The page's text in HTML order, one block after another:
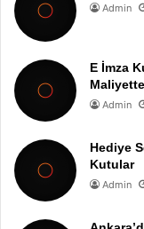
Admin
E İmza
Admin
Hediye
Kutular
Admin